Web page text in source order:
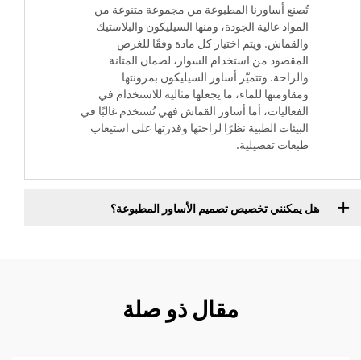
تُصنع أساورنا المطبوعة من مجموعة متنوعة من
المواد عالية الجودة، ومنها السيليكون والبلاستيك
والقماش. ويتم اختيار كل مادة وفقًا للغرض
المقصود من استخدام السوار، لضمان المتانة
والراحة. وتتميّز أساور السيليكون بمرونتها
ومقاومتها للماء، ما يجعلها مثالية للاستخدام في
الفعاليات، أما أساور القماش فهي تُستخدم غالبًا في
البيئات الطبية نظرًا لراحتها وقدرتها على استيعاب
طبعات تفصيلية.
هل يمكنني تخصيص تصميم الأساور المطبوعة؟
مقال ذو صلة